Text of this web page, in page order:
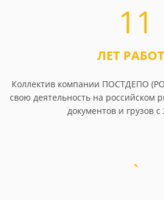
11
ЛЕТ
Коллектив компании ПОСТДЕПО
свою деятельность на российском
документов и грузов с